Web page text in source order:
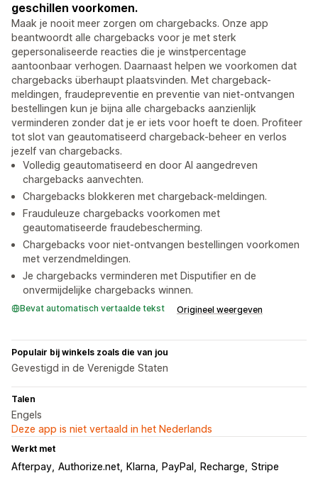
geschillen voorkomen.
Maak je nooit meer zorgen om chargebacks. Onze app
beantwoordt alle chargebacks voor je met sterk
gepersonaliseerde reacties die je winstpercentage
aantoonbaar verhogen. Daarnaast helpen we voorkomen dat
chargebacks überhaupt plaatsvinden. Met chargeback-
meldingen, fraudepreventie en preventie van niet-ontvangen
bestellingen kun je bijna alle chargebacks aanzienlijk
verminderen zonder dat je er iets voor hoeft te doen. Profiteer
tot slot van geautomatiseerd chargeback-beheer en verlos
jezelf van chargebacks.
Volledig geautomatiseerd en door AI aangedreven
chargebacks aanvechten.
Chargebacks blokkeren met chargeback-meldingen.
Frauduleuze chargebacks voorkomen met
geautomatiseerde fraudebescherming.
Chargebacks voor niet-ontvangen bestellingen voorkomen
met verzendmeldingen.
Je chargebacks verminderen met Disputifier en de
onvermijdelijke chargebacks winnen.
Bevat automatisch vertaalde tekst Origineel weergeven
Populair bij winkels zoals die van jou
Gevestigd in de Verenigde Staten
Talen
Engels
Deze app is niet vertaald in het Nederlands
Werkt met
Afterpay Authorize.net Klarna PayPal Recharge Stripe